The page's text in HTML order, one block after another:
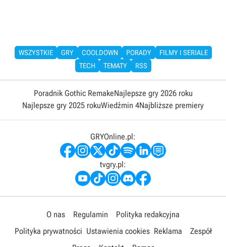
WSZYSTKIE GRY COOLDOWN PORADY
FILMY I SERIALE
TECH
TEMATY RSS
Poradnik Gothic RemakeNajlepsze gry 2026 roku
Najlepsze gry 2025 rokuWiedźmin 4Najbliższe premiery
GRYOnline.pl:
tvgry.pl:
O nas Regulamin
Polityka redakcyjna
Polityka prywatności Ustawienia cookies Reklama
Zespół